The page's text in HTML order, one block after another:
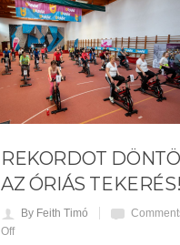
REKORDOT
AZ ÓRIÁS TEKERÉS!
By Feith Timó
Off